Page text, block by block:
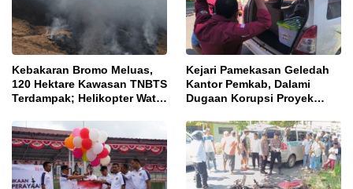
Kebakaran Bromo Meluas,
120 Hektare Kawasan TNBTS
Terdampak; Helikopter Water
Kejari Pamekasan Geledah
Kantor Pemkab, Dalami
Dugaan Korupsi Proyek